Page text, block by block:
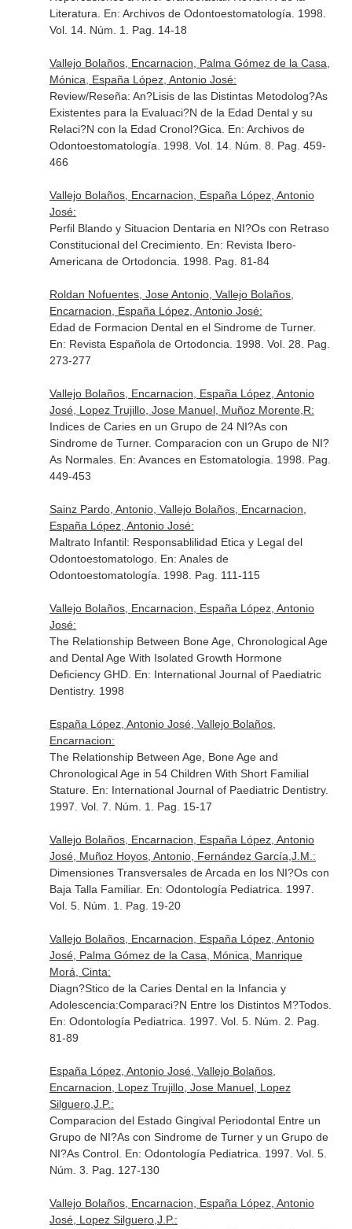
Literatura. En: Archivos de Odontoestomatología . 1998.
Vol. 14. Núm. 1. Pag. 14-18
Vallejo Bolaños, Encarnacion, Palma Gómez de la Casa,
Mónica, España López, Antonio José:
Review/Reseña: An?Lisis de las Distintas Metodolog?As
Existentes para la Evaluaci?N de la Edad Dental y su
Relaci?N con la Edad Cronol?Gica. En: Archivos de
Odontoestomatología . 1998. Vol. 14. Núm. 8. Pag. 459-
466
Vallejo Bolaños, Encarnacion, España López, Antonio
José:
Perfil Blando y Situacion Dentaria en NI?Os con Retraso
Constitucional del Crecimiento. En: Revista Ibero-
Americana de Ortodoncia . 1998. Pag. 81-84
Roldan Nofuentes, Jose Antonio, Vallejo Bolaños,
Encarnacion, España López, Antonio José:
Edad de Formacion Dental en el Sindrome de Turner.
En: Revista Española de Ortodoncia . 1998. Vol. 28. Pag.
273-277
Vallejo Bolaños, Encarnacion, España López, Antonio
José, Lopez Trujillo, Jose Manuel, Muñoz Morente,R:
Indices de Caries en un Grupo de 24 NI?As con
Sindrome de Turner. Comparacion con un Grupo de NI?
As Normales. En: Avances en Estomatologia . 1998. Pag.
449-453
Sainz Pardo, Antonio, Vallejo Bolaños, Encarnacion,
España López, Antonio José:
Maltrato Infantil: Responsablilidad Etica y Legal del
Odontoestomatologo. En: Anales de
Odontoestomatología . 1998. Pag. 111-115
Vallejo Bolaños, Encarnacion, España López, Antonio
José:
The Relationship Between Bone Age, Chronological Age
and Dental Age With Isolated Growth Hormone
Deficiency GHD. En: International Journal of Paediatric
Dentistry. 1998
España López, Antonio José, Vallejo Bolaños,
Encarnacion:
The Relationship Between Age, Bone Age and
Chronological Age in 54 Children With Short Familial
Stature. En: International Journal of Paediatric Dentistry.
1997. Vol. 7. Núm. 1. Pag. 15-17
Vallejo Bolaños, Encarnacion, España López, Antonio
José, Muñoz Hoyos, Antonio, Fernández García,J.M.:
Dimensiones Transversales de Arcada en los NI?Os con
Baja Talla Familiar. En: Odontología Pediatrica . 1997.
Vol. 5. Núm. 1. Pag. 19-20
Vallejo Bolaños, Encarnacion, España López, Antonio
José, Palma Gómez de la Casa, Mónica, Manrique
Morá, Cinta:
Diagn?Stico de la Caries Dental en la Infancia y
Adolescencia:Comparaci?N Entre los Distintos M?Todos.
En: Odontología Pediatrica . 1997. Vol. 5. Núm. 2. Pag.
81-89
España López, Antonio José, Vallejo Bolaños,
Encarnacion, Lopez Trujillo, Jose Manuel, Lopez
Silguero,J.P.:
Comparacion del Estado Gingival Periodontal Entre un
Grupo de NI?As con Sindrome de Turner y un Grupo de
NI?As Control. En: Odontología Pediatrica . 1997. Vol. 5.
Núm. 3. Pag. 127-130
Vallejo Bolaños, Encarnacion, España López, Antonio
José, Lopez Silguero,J.P.: